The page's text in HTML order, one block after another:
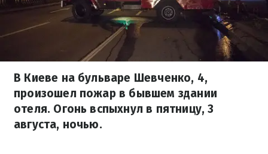
В Киеве на бульваре Шевченко, 4,
произошел пожар в бывшем здании
отеля. Огонь вспыхнул в пятницу, 3
августа, ночью.